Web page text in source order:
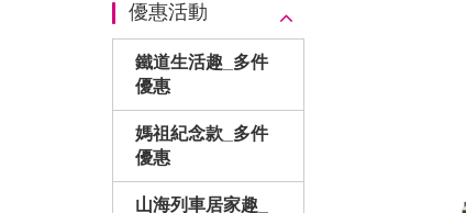
優惠活動
鐵道生活趣_多件
優惠
媽祖紀念款_多件
優惠
山海列車居家趣_